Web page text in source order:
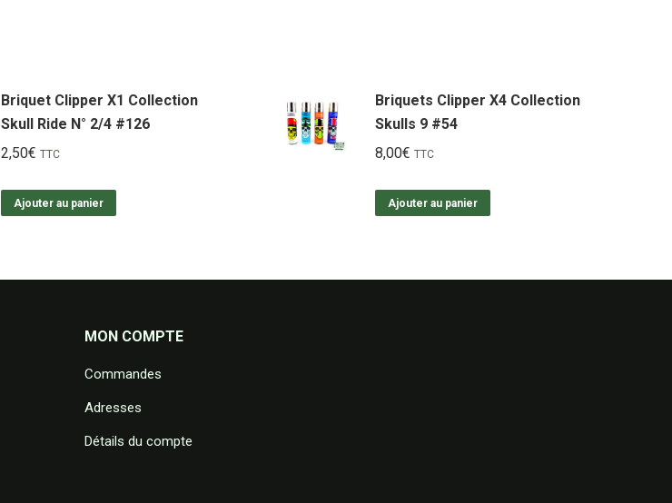
Briquet Clipper X1 Collection
Skull Ride N° 2/4 #126
2,50€ TTC
Ajouter au panier
Briquets Clipper X4 Collection
Skulls 9 #54
8,00€ TTC
Ajouter au panier
MON COMPTE
Commandes
Adresses
Détails du compte